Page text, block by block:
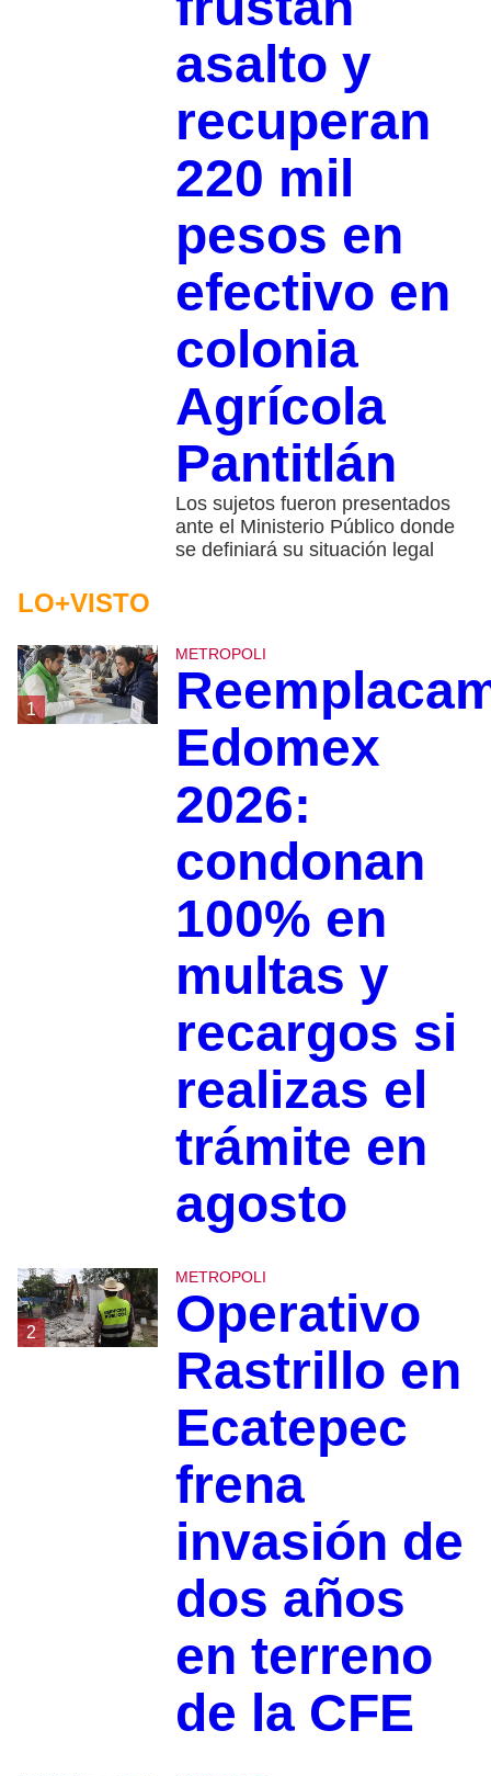
asalto y
recuperan
220 mil
pesos en
efectivo en
colonia
Agrícola
Pantitlán
Los sujetos fueron presentados
ante el Ministerio Público donde
se definiará su situación legal
LO+VISTO
1
METROPOLI
Edomex
2026:
condonan
100% en
multas y
recargos si
realizas el
trámite en
agosto
2
METROPOLI
Operativo
Rastrillo en
Ecatepec
frena
invasión de
dos años
en terreno
de la CFE